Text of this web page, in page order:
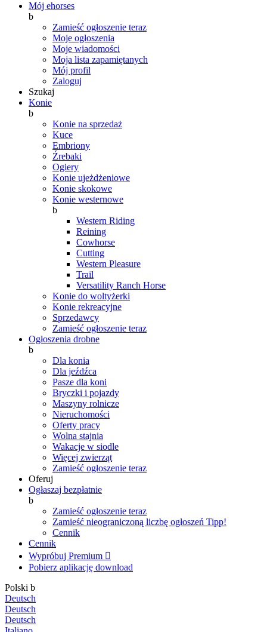
Mój ehorses
b
Zamieść ogłoszenie teraz
Moje ogłoszenia
Moje wiadomości
Moja lista zapamiętanych
Mój profil
Zaloguj
Szukaj
Konie
b
Konie na sprzedaż
Kuce
Embriony
Źrebaki
Ogiery
Konie ujeżdżeniowe
Konie skokowe
Konie westernowe
b
Western Riding
Reining
Cowhorse
Cutting
Western Pleasure
Trail
Versatility Ranch Horse
Konie do woltyżerki
Konie rekreacyjne
Sprzedawcy
Zamieść ogłoszenie teraz
Ogłoszenia drobne
b
Dla konia
Dla jeźdźca
Pasze dla koni
Bryczki i pojazdy
Maszyny rolnicze
Nieruchomości
Oferty pracy
Wolna stajnia
Wakacje w siodle
Więcej zwierząt
Zamieść ogłoszenie teraz
Oferuj
Ogłaszaj bezpłatnie
b
Zamieść ogłoszenie teraz
Zamieść nieograniczoną liczbę ogłoszeń Tipp!
Cennik
Cennik
Wypróbuj Premium 
Pobierz aplikację download
Polski b
Deutsch
Deutsch
Deutsch